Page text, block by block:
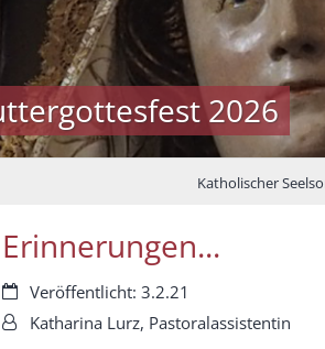
2026
Katholischer
Erinnerungen...
Datum:Veröffentlicht: 3.2.21
Von:Katharina Lurz, Pastoralassistentin